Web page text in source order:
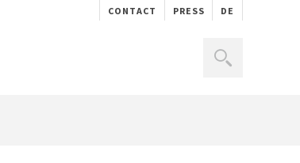
CONTACT PRESS DE